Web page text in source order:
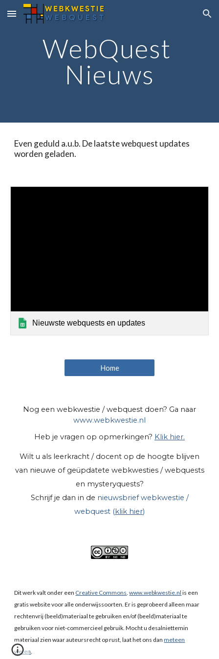
Skip to main content Skip to navigation
WebQuest
Nieuws
Even geduld a.u.b. De laatste webquest updates
worden geladen.
Nieuwste webquests en updates
Home
Nog een webkwestie / webquest doen? Ga naar
www.webkwestie.nl
Heb je vragen op opmerkingen? Klik hier.
Wilt u als leerkracht / docent op de hoogte blijven
van nieuwe of geüpdatete webkwesties / webquests
en mysteryquests?
Schrijf je dan in de nieuwsbrief webkwestie /
webquest (klik hier)
Dit werk valt onder een Creative Commons.www.webkwestie.nl is een
gratis website voor alle onderwijssoorten. Er is geprobeerd alleen maar
rechtenvrij (beeld)materiaal te gebruiken en/of (beeld)materiaal te
gebruiken voor niet-commercieel gebruik. Mocht u desalniettemin
materiaal zien waar auteursrecht op rust, laat het ons danmeteen
weten.